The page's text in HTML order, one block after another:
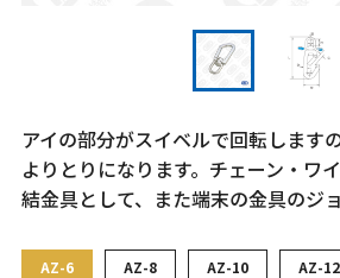
アイの部分がスイベルで回転します
よりとりになります。チェーン・ワ
結金具として、また端末の金具のジ
AZ-6 AZ-8 AZ-10 AZ-12